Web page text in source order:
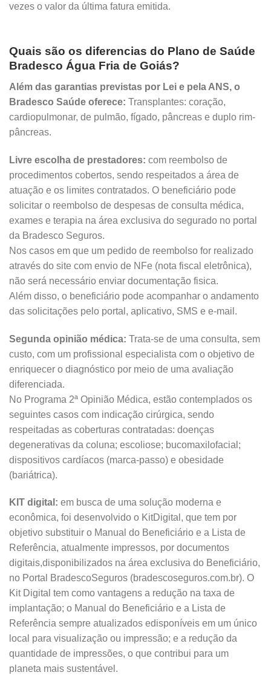
vezes o valor da última fatura emitida.
Quais são os diferencias do Plano de Saúde
Bradesco Água Fria de Goiás?
Além das garantias previstas por Lei e pela ANS, o
Bradesco Saúde oferece: Transplantes: coração,
cardiopulmonar, de pulmão, fígado, pâncreas e duplo rim-
pâncreas.
Livre escolha de prestadores: com reembolso de
procedimentos cobertos, sendo respeitados a área de
atuação e os limites contratados. O beneficiário pode
solicitar o reembolso de despesas de consulta médica,
exames e terapia na área exclusiva do segurado no portal
da Bradesco Seguros.
Nos casos em que um pedido de reembolso for realizado
através do site com envio de NFe (nota fiscal eletrônica),
não será necessário enviar documentação fisica.
Além disso, o beneficiário pode acompanhar o andamento
das solicitações pelo portal, aplicativo, SMS e e-mail.
Segunda opinião médica: Trata-se de uma consulta, sem
custo, com um profissional especialista com o objetivo de
enriquecer o diagnóstico por meio de uma avaliação
diferenciada.
No Programa 2ª Opinião Médica, estão contemplados os
seguintes casos com indicação cirúrgica, sendo
respeitadas as coberturas contratadas: doenças
degenerativas da coluna; escoliose; bucomaxilofacial;
dispositivos cardíacos (marca-passo) e obesidade
(bariátrica).
KIT digital: em busca de uma solução moderna e
econômica, foi desenvolvido o KitDigital, que tem por
objetivo substituir o Manual do Beneficiário e a Lista de
Referência, atualmente impressos, por documentos
digitais,disponibilizados na área exclusiva do Beneficiário,
no Portal BradescoSeguros (bradescoseguros.com.br). O
Kit Digital tem como vantagens a redução na taxa de
implantação; o Manual do Beneficiário e a Lista de
Referência sempre atualizados edisponíveis em um único
local para visualização ou impressão; e a redução da
quantidade de impressões, o que contribui para um
planeta mais sustentável.